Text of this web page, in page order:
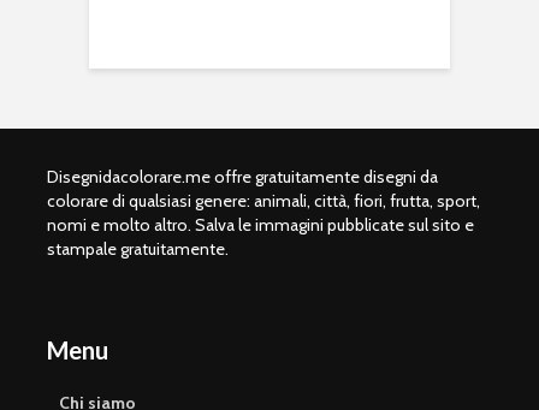
Disegnidacolorare.me offre gratuitamente disegni da
colorare di qualsiasi genere: animali, città, fiori, frutta, sport,
nomi e molto altro. Salva le immagini pubblicate sul sito e
stampale gratuitamente.
Menu
Chi siamo